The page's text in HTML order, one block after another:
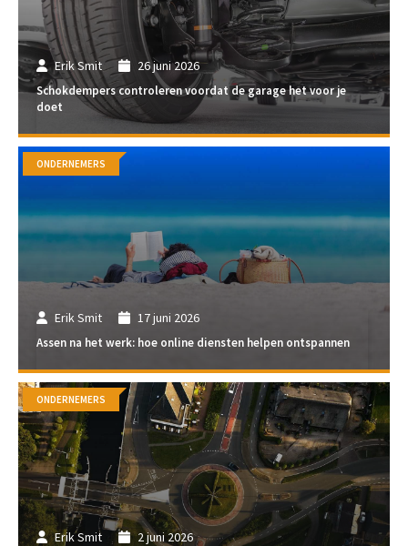
Erik Smit 26 juni 2026
Schokdempers controleren voordat de garage het voor je
doet
Erik Smit 17 juni 2026
Assen na het werk: hoe online diensten helpen ontspannen
ONDERNEMERS
Erik Smit 2 juni 2026
ONDERNEMERS